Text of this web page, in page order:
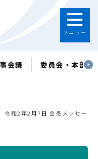
メニュー
会議 委員会・本部
令和2年2月7日 会長メッセー